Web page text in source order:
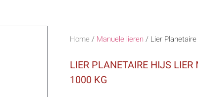
Home / Manuele lieren / Lier
LIER PLANETAIRE HIJS
1000 KG